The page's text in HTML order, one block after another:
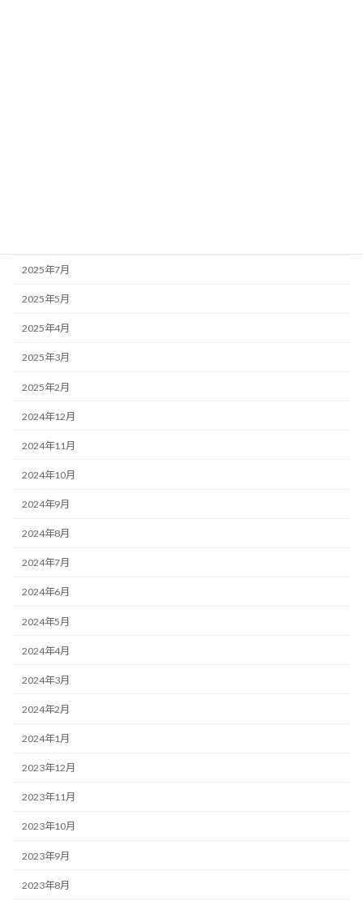
2025年7月
2025年5月
2025年4月
2025年3月
2025年2月
2024年12月
2024年11月
2024年10月
2024年9月
2024年8月
2024年7月
2024年6月
2024年5月
2024年4月
2024年3月
2024年2月
2024年1月
2023年12月
2023年11月
2023年10月
2023年9月
2023年8月